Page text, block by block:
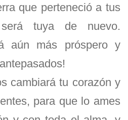
que perteneció a tus
tuya de nuevo.
aún más próspero y
cambiará tu corazón y
para que lo ames